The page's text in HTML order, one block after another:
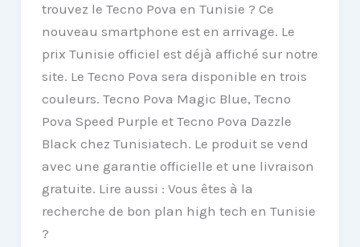
trouvez le Tecno Pova en Tunisie ? Ce
nouveau smartphone est en arrivage. Le
prix Tunisie officiel est déjà affiché sur notre
site. Le Tecno Pova sera disponible en trois
couleurs. Tecno Pova Magic Blue, Tecno
Pova Speed ​​Purple et Tecno Pova Dazzle
Black chez Tunisiatech. Le produit se vend
avec une garantie officielle et une livraison
gratuite. Lire aussi : Vous êtes à la
recherche de bon plan high tech en Tunisie
?